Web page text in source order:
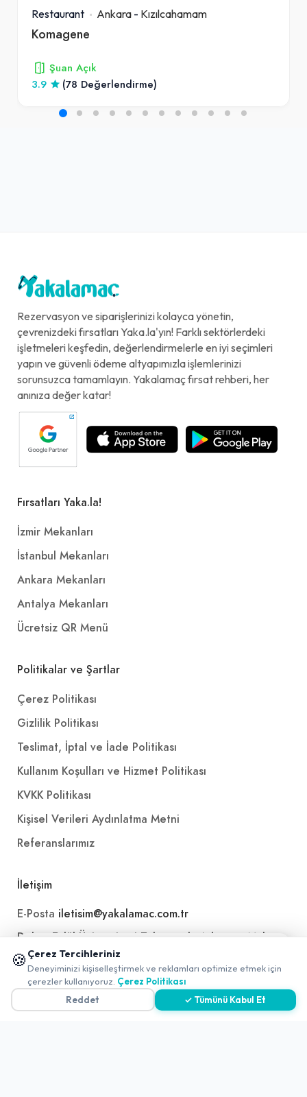
Restaurant Ankara - Kızılcahamam
Komagene
Şuan Açık
3.9
(78 Değerlendirme)
Rezervasyon ve siparişlerinizi kolayca yönetin,
çevrenizdeki fırsatları Yaka.la'yın! Farklı sektörlerdeki
işletmeleri keşfedin, değerlendirmelerle en iyi seçimleri
yapın ve güvenli ödeme altyapımızla işlemlerinizi
sorunsuzca tamamlayın. Yakalamaç fırsat rehberi, her
anınıza değer katar!
Fırsatları Yaka.la!
İzmir Mekanları
İstanbul Mekanları
Ankara Mekanları
Antalya Mekanları
Ücretsiz QR Menü
Politikalar ve Şartlar
Çerez Politikası
Gizlilik Politikası
Teslimat, İptal ve İade Politikası
Kullanım Koşulları ve Hizmet Politikası
KVKK Politikası
Kişisel Verileri Aydınlatma Metni
Referanslarımız
İletişim
E-Posta iletisim@yakalamac.com.tr
Dokuz Eylül Üniversitesi Teknoparkı Adatepe Mah.
Doğuş Cad. No:207 Z İç Kapı No:1 Buca/İzmir
🍪 Çerez Tercihleriniz
Deneyiminizi kişiselleştirmek ve reklamları optimize etmek için
çerezler kullanıyoruz. Çerez Politikası
Reddet
✓ Tümünü Kabul Et
📱 Mobil uygulamamızı keşfedin!
✖